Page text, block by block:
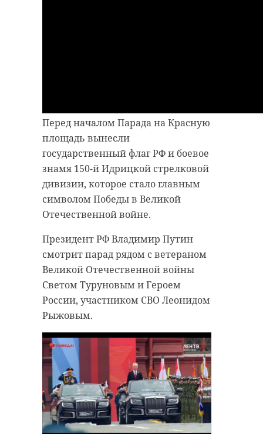
Перед началом Парада на Красную
площадь вынесли
государственный флаг РФ и боевое
знамя 150-й Идрицкой стрелковой
дивизии, которое стало главным
символом Победы в Великой
Отечественной войне.
Президент РФ Владимир Путин
смотрит парад рядом с ветераном
Великой Отечественной войны
Светом Туруновым и Героем
России, участником СВО Леонидом
Рыжовым.